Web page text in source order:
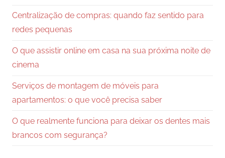
Centralização de compras: quando faz sentido para
redes pequenas
O que assistir online em casa na sua próxima noite de
cinema
Serviços de montagem de móveis para
apartamentos: o que você precisa saber
O que realmente funciona para deixar os dentes mais
brancos com segurança?